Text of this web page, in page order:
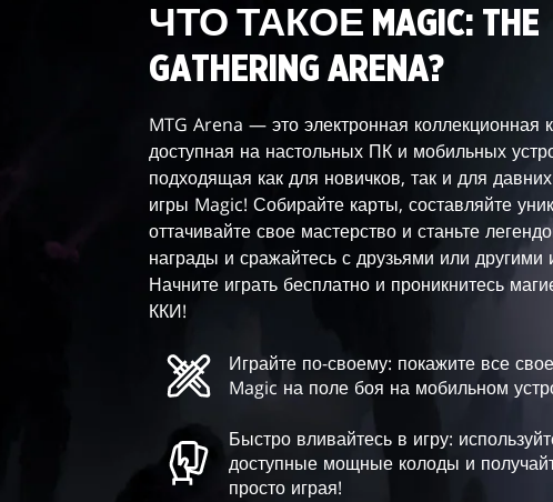
ЧТО ТАКОЕ MAGIC: THE
GATHERING ARENA?
MTG Arena — это электронная коллекционная
доступная на настольных ПК и мобильных
подходящая как для новичков, так и для
игры Magic! Собирайте карты, составляйте
оттачивайте свое мастерство и станьте
награды и сражайтесь с друзьями или другими
Начните играть бесплатно и проникнитесь
ККИ!
Играйте по-своему: покажите все
Magic на поле боя на мобильном
Быстро вливайтесь в игру:
доступные мощные колоды и
просто играя!